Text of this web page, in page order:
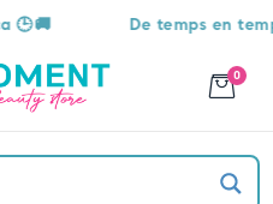
De temps en temps,
0